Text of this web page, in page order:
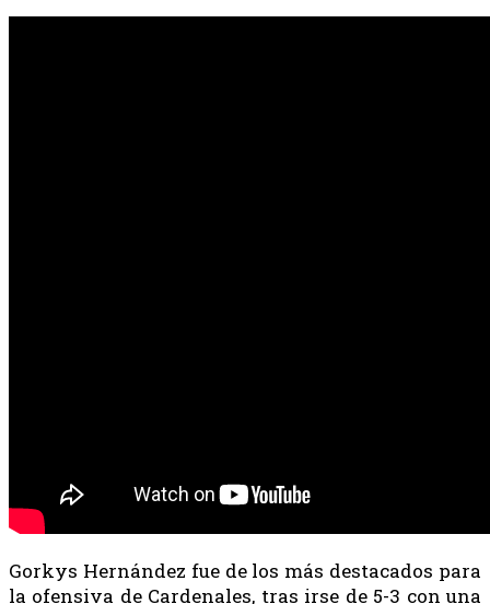
Gorkys Hernández fue de los más destacados para
la ofensiva de Cardenales, tras irse de 5-3 con una